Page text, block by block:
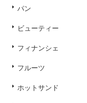
パン
ビューティー
フィナンシェ
フルーツ
ホットサンド